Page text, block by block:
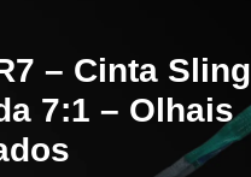
– Cinta Sling
7:1 – Olhais